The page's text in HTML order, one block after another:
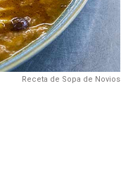
Receta de Sopa de Novios